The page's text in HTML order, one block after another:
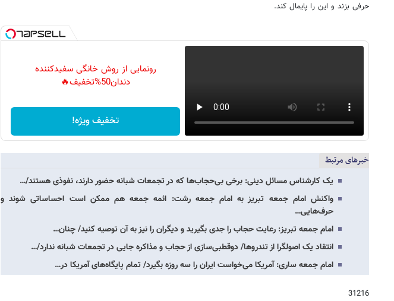
حرفی بزند و این را پایمال کند.
رونمایی از روش خانگی سفیدکننده
دندان50%تخفیف🔥
تخفیف ویژه!
خبرهای مرتبط
یک کارشناس مسائل دینی: برخی بی‌حجاب‌ها که در تجمعات شبانه حضور دارند، نفوذی هستند/…
واکنش امام جمعه تبریز به امام جمعه رشت: ائمه جمعه هم ممکن است احساساتی شوند و
حرف‌هایی…
امام جمعه تبریز: رعایت حجاب را جدی بگیرید و دیگران را نیز به آن توصیه کنید/ چنان…
انتقاد یک اصولگرا از تندروها/ دوقطبی‌سازی از حجاب و مذاکره جایی در تجمعات شبانه ندارد/…
امام جمعه ساری: آمریکا می‌خواست ایران را سه روزه بگیرد/ تمام پایگاه‌های آمریکا در…
31216